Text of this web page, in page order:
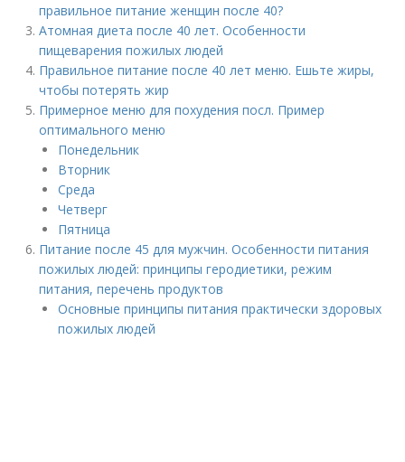
правильное питание женщин после 40?
Атомная диета после 40 лет. Особенности
пищеварения пожилых людей
Правильное питание после 40 лет меню. Ешьте жиры,
чтобы потерять жир
Примерное меню для похудения посл. Пример
оптимального меню
Понедельник
Вторник
Среда
Четверг
Пятница
Питание после 45 для мужчин. Особенности питания
пожилых людей: принципы геродиетики, режим
питания, перечень продуктов
Основные принципы питания практически здоровых
пожилых людей